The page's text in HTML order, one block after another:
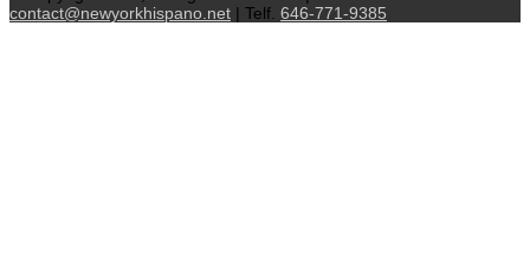
contact@newyorkhispano.net | Telf. 646-771-9385